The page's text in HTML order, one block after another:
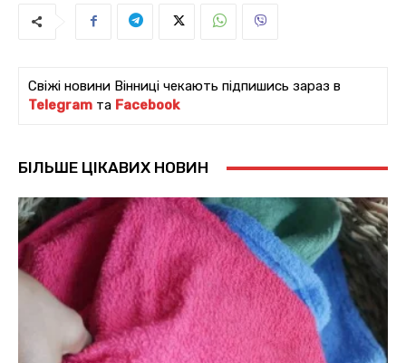
Свіжі новини Вінниці чекають підпишись зараз в
Telegram та Facebook
БІЛЬШЕ ЦІКАВИХ НОВИН